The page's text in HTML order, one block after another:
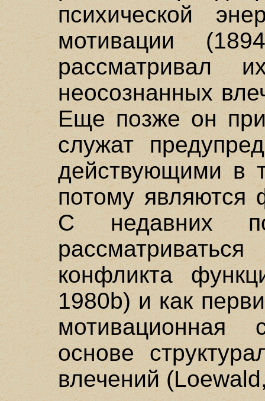
психической
мотивации
рассматривал
неосознанных
Еще позже он
служат
действующими в
потому являются
С недавних
конфликта
1980b) и как
основе
влечений